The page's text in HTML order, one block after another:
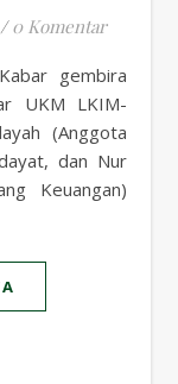
/ 0 Komentar
UKM LKIM-
(Anggota
dan Nur
Keuangan)